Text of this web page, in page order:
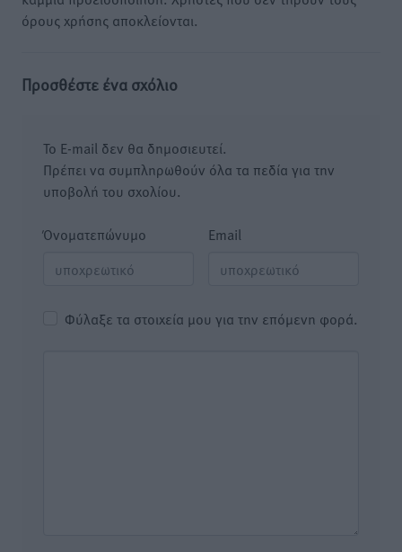
όρους χρήσης αποκλείονται.
Προσθέστε ένα σχόλιο
Το E-mail δεν θα δημοσιευτεί.
Πρέπει να συμπληρωθούν όλα τα πεδία για την
υποβολή του σχολίου.
Όνοματεπώνυμο Email
Φύλαξε τα στοιχεία μου για την επόμενη φορά.